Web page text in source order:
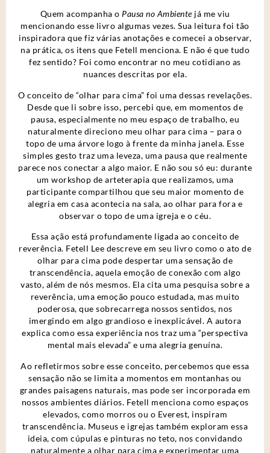
Quem acompanha o Pausa no Ambientejá me viu
mencionando esse livro algumas vezes. Sua leitura foi tão
inspiradora que fiz várias anotações e comecei a observar,
na prática, os itens que Fetell menciona. E não é que tudo
fez sentido? Foi como encontrar no meu cotidiano as
nuances descritas por ela.
O conceito de “olhar para cima” foi uma dessas revelações.
Desde que li sobre isso, percebi que, em momentos de
pausa, especialmente no meu espaço de trabalho, eu
naturalmente direciono meu olhar para cima – para o
topo de uma árvore logo à frente da minha janela. Esse
simples gesto traz uma leveza, uma pausa que realmente
parece nos conectar a algo maior. E não sou só eu: durante
um workshop de arteterapia que realizamos, uma
participante compartilhou que seu maior momento de
alegria em casa acontecia na sala, ao olhar para fora e
observar o topo de uma igreja e o céu.
Essa ação está profundamente ligada ao conceito de
reverência. Fetell Lee descreve em seu livro como o ato de
olhar para cima pode despertar uma sensação de
transcendência, aquela emoção de conexão com algo
vasto, além de nós mesmos. Ela cita uma pesquisa sobre a
reverência, uma emoção pouco estudada, mas muito
poderosa, que sobrecarrega nossos sentidos, nos
imergindo em algo grandioso e inexplicável. A autora
explica como essa experiência nos traz uma “perspectiva
mental mais elevada” e uma alegria genuína.
Ao refletirmos sobre esse conceito, percebemos que essa
sensação não se limita a momentos em montanhas ou
grandes paisagens naturais, mas pode ser incorporada em
nossos ambientes diários. Fetell menciona como espaços
elevados, como morros ou o Everest, inspiram
transcendência. Museus e igrejas também exploram essa
ideia, com cúpulas e pinturas no teto, nos convidando
naturalmente a olhar para cima e experimentar uma